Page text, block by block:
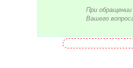
При
Вашего